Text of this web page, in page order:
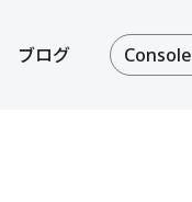
ブログ Console